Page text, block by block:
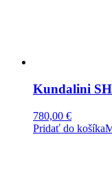
Kundalini
780,00 €
Pridať do košíka